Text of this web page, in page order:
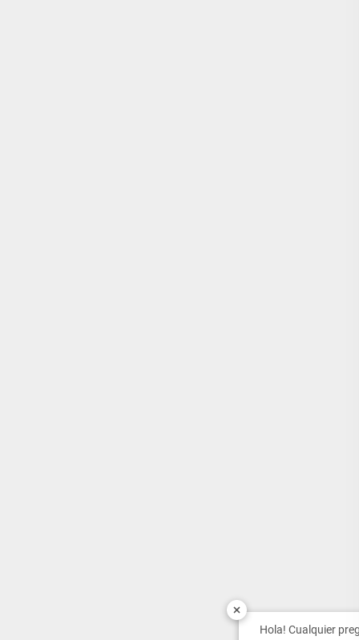
Hola! Cualquier